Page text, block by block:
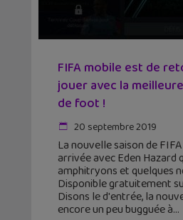
FIFA mobile est de
jouer avec la
de foot !
20 septembre 2019
La nouvelle saison de
arrivée avec Eden Hazard
amphitryons et quelques
Disponible gratuitement
Disons le d'entrée, la
encore un peu bugguée à